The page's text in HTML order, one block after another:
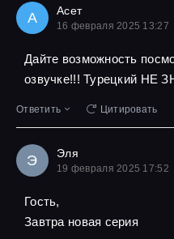
А Асет
16 февраля 2025 13:27
Дайте возможность
озвучке!!! Турецкий НЕ
Ответить Цитировать
Э Эля
19 февраля 2025 17:52
Гость,
Завтра новая серия